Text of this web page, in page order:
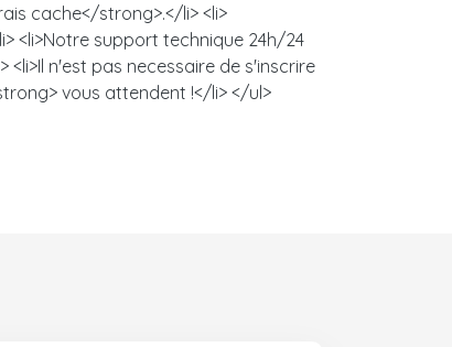
cache</strong>.</li> <li>
<li>Notre support technique 24h/24
n'est pas necessaire de s'inscrire
vous attendent !</li> </ul>